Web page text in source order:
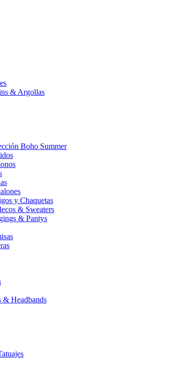
& Argollas
Boho Summer
y Chaquetas
& Sweaters
& Pantys
& Headbands